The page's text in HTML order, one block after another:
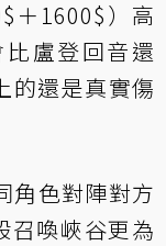
＋1600$）高
盧登回音還
的還是真實傷
角色對陣對方
召喚峽谷更為